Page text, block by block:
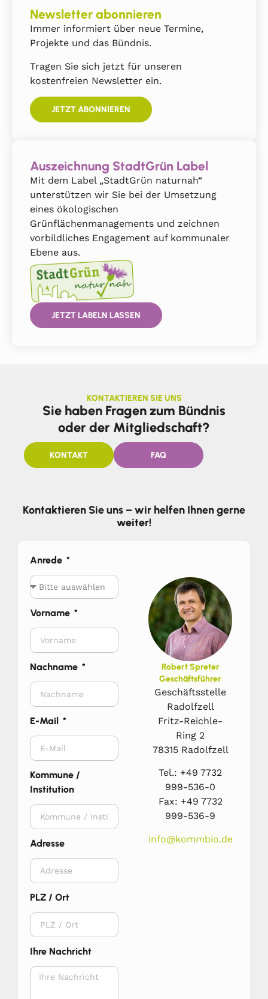
Newsletter abonnieren
Immer informiert über neue Termine,
Projekte und das Bündnis.
Tragen Sie sich jetzt für unseren
kostenfreien Newsletter ein.
JETZT ABONNIEREN
Auszeichnung StadtGrün Label
Mit dem Label „StadtGrün naturnah“
unterstützen wir Sie bei der Umsetzung
eines ökologischen
Grünflächenmanagements und zeichnen
vorbildliches Engagement auf kommunaler
Ebene aus.
JETZT LABELN LASSEN
KONTAKTIEREN SIE UNS
Sie haben Fragen zum Bündnis
oder der Mitgliedschaft?
KONTAKT FAQ
Kontaktieren Sie uns – wir helfen Ihnen gerne
weiter!
Anrede
Vorname
Nachname
E-Mail
Kommune /
Institution
Adresse
PLZ / Ort
Ihre Nachricht
Robert Spreter
Geschäftsführer
Geschäftsstelle
Radolfzell
Fritz-Reichle-
Ring 2
78315 Radolfzell
Tel.: +49 7732
999-536-0
Fax: +49 7732
999-536-9
info@kommbio.de